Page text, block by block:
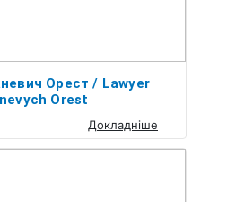
Орест / Lawyer
Orest
Докладніше